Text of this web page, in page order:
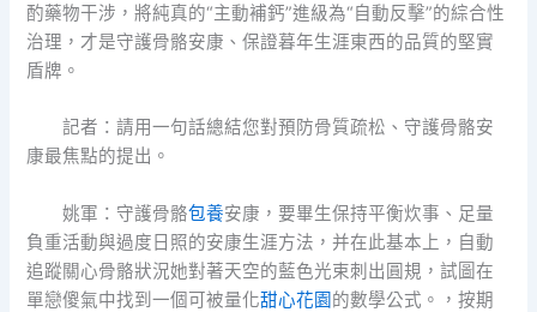
酌藥物干涉，將純真的“主動補鈣”進級為“自動反擊”的綜合性
治理，才是守護骨骼安康、保證暮年生涯東西的品質的堅實
盾牌。
記者：請用一句話總結您對預防骨質疏松、守護骨骼安
康最焦點的提出。
姚軍：守護骨骼包養安康，要畢生保持平衡炊事、足量
負重活動與過度日照的安康生涯方法，并在此基本上，自動
追蹤關心骨骼狀況她對著天空的藍色光束刺出圓規，試圖在
單戀傻氣中找到一個可被量化甜心花園的數學公式。，按期